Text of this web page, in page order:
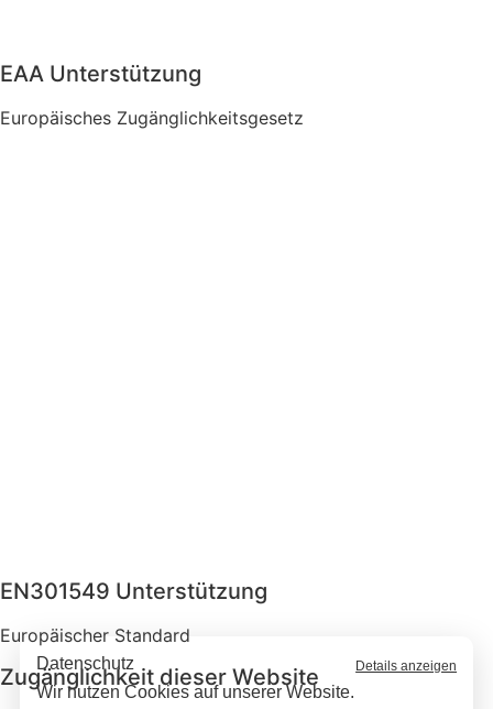
EAA Unterstützung
Europäisches Zugänglichkeitsgesetz
EN301549 Unterstützung
Europäischer Standard
Zugänglichkeit dieser Website
Datenschutz
Wir nutzen Cookies auf unserer Website.
Details anzeigen